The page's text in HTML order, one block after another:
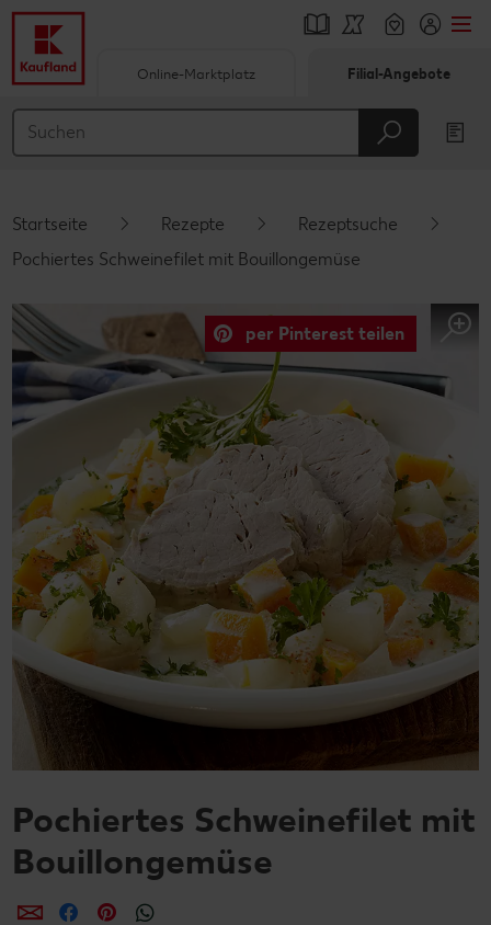
Hauptinhalt
Schwebender Seitenbereich
Online-Marktplatz Filial-Angebote
Startseite Rezepte
Rezeptsuche
Pochiertes Schweinefilet mit Bouillongemüse
per Pinterest teilen
Pochiertes Schweinefilet mit
Bouillongemüse
per E-Mail teilen
per Facebook teilen
per Pinterest teilen